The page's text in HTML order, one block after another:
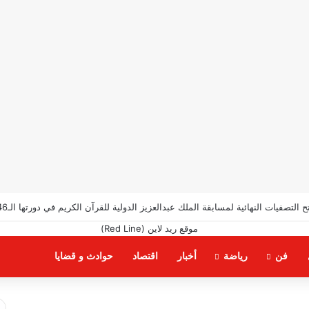
وكتيبة الإنجاز في هيئة المجتمعات العمرانية
فن رياضة أخبار اقتصاد حوادث و قضايا